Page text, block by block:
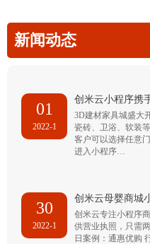
新闻动态
01
2022-1
创米云小程序携
3D建材家具城盛大
瓷砖、卫浴、软装
客户可以选择任意
进入小程序…
30
2022-1
创米云母婴商城
创米云专注小程序
供营业执照，只需
日案例：通惠优购